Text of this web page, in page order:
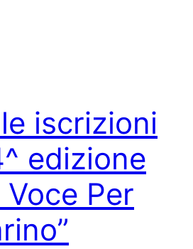
iscrizioni
edizione
Voce Per